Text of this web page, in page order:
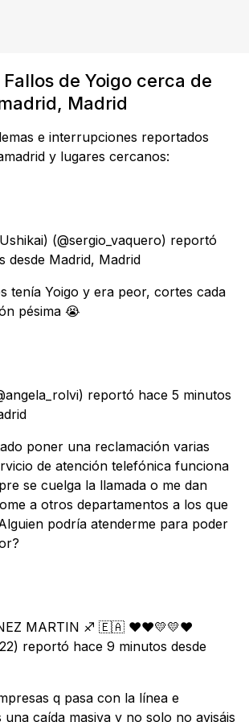
de Yoigo cerca de
Madrid
e interrupciones reportados
y lugares cercanos:
(@sergio_vaquero) reportó
desde Madrid, Madrid
tenía Yoigo y era peor, cortes cada
pésima 😭
reportó hace 5 minutos
poner una reclamación varias
de atención telefónica funciona
se cuelga la llamada o me dan
a otros departamentos a los que
podría atenderme para poder
MARTIN ♐ 🇪🇦 ❤️❤️💛💛❤️
reportó hace 9 minutos desde
q pasa con la línea e
una caída masiva y no solo no avisáis